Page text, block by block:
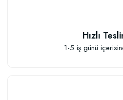
Hızlı
1-5 iş günü